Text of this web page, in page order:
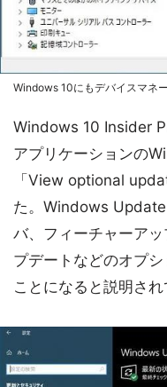
Windows 10にもデバイスマネ
Windows 10 Insider
アプリケーションの
「View optional
た。Windows Update
バ、フィーチャーア
プデートなどのオプ
ことになると説明され